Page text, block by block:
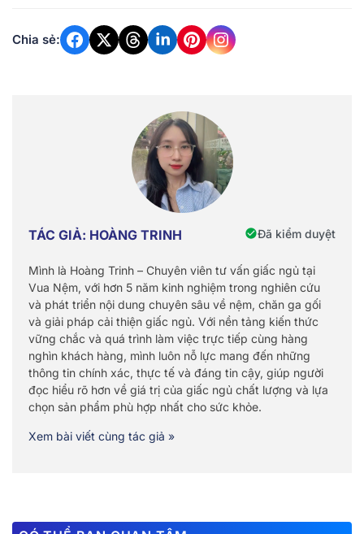
Chia sẻ:
TÁC GIẢ: HOÀNG TRINH Đã kiểm duyệt
Mình là Hoàng Trinh – Chuyên viên tư vấn giấc ngủ tại
Vua Nệm, với hơn 5 năm kinh nghiệm trong nghiên cứu
và phát triển nội dung chuyên sâu về nệm, chăn ga gối
và giải pháp cải thiện giấc ngủ. Với nền tảng kiến thức
vững chắc và quá trình làm việc trực tiếp cùng hàng
nghìn khách hàng, mình luôn nỗ lực mang đến những
thông tin chính xác, thực tế và đáng tin cậy, giúp người
đọc hiểu rõ hơn về giá trị của giấc ngủ chất lượng và lựa
chọn sản phẩm phù hợp nhất cho sức khỏe.
Xem bài viết cùng tác giả »